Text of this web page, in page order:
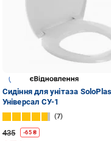
Сидіння для унітаза
Універсал СУ-1
7
435 -65₴